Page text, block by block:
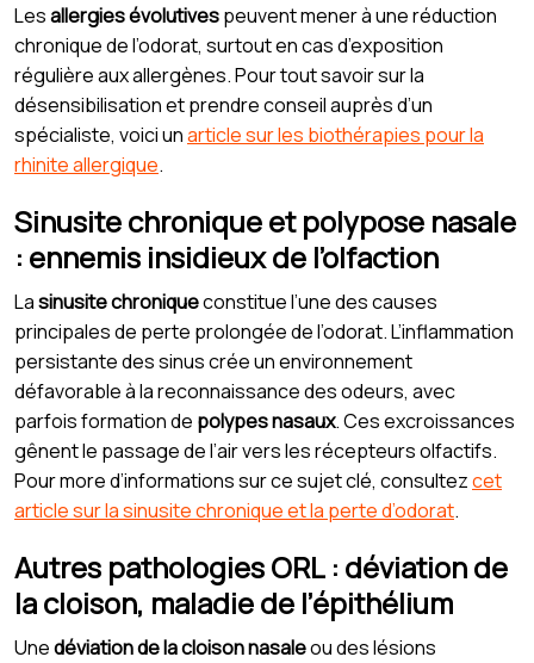
Lesallergies évolutivespeuvent mener à une réduction
chronique de l’odorat, surtout en cas d’exposition
régulière aux allergènes. Pour tout savoir sur la
désensibilisation et prendre conseil auprès d’un
spécialiste, voici unarticle sur les biothérapies pour la
rhinite allergique.
Sinusite chronique et polypose nasale
: ennemis insidieux de l’olfaction
Lasinusite chroniqueconstitue l’une des causes
principales de perte prolongée de l’odorat. L’inflammation
persistante des sinus crée un environnement
défavorable à la reconnaissance des odeurs, avec
parfois formation de polypes nasaux. Ces excroissances
gênent le passage de l’air vers les récepteurs olfactifs.
Pour more d’informations sur ce sujet clé, consultezcet
article sur la sinusite chronique et la perte d’odorat.
Autres pathologies ORL : déviation de
la cloison, maladie de l’épithélium
Unedéviation de la cloison nasaleou des lésions